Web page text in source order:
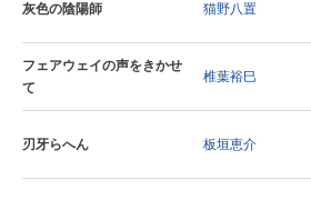
灰色の陰陽師 猫野八置
フェアウェイの声をきかせ
て
椎葉裕巳
刃牙らへん 板垣恵介